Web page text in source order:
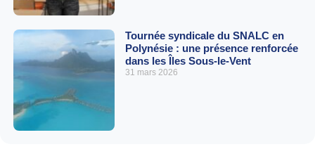
Tournée syndicale du SNALC en
Polynésie : une présence renforcée
dans les Îles Sous-le-Vent
31 mars 2026